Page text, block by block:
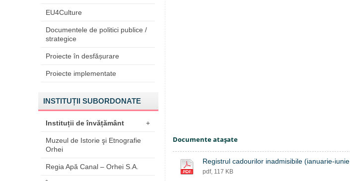
EU4Culture
Documentele de politici publice /
strategice
Proiecte în desfășurare
Proiecte implementate
INSTITUȚII SUBORDONATE
Instituții de învățământ +
Muzeul de Istorie şi Etnografie
Orhei
Regia Apă Canal – Orhei S.A.
Documente ataşate
Registrul cadourilor inadmisibile (ianuarie-
pdf, 117 KB